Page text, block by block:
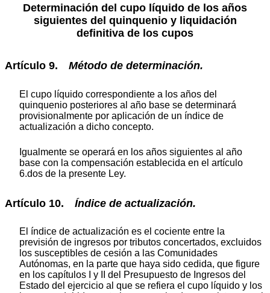
Determinación del cupo líquido de los años
siguientes del quinquenio y liquidación
definitiva de los cupos
Artículo 9. Método de determinación.
El cupo líquido correspondiente a los años del
quinquenio posteriores al año base se determinará
provisionalmente por aplicación de un índice de
actualización a dicho concepto.
Igualmente se operará en los años siguientes al año
base con la compensación establecida en el artículo
6.dos de la presente Ley.
Artículo 10. Índice de actualización.
El índice de actualización es el cociente entre la
previsión de ingresos por tributos concertados, excluidos
los susceptibles de cesión a las Comunidades
Autónomas, en la parte que haya sido cedida, que figure
en los capítulos I y II del Presupuesto de Ingresos del
Estado del ejercicio al que se refiera el cupo líquido y los